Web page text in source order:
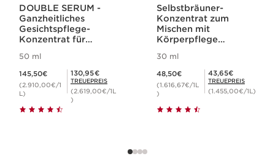
DOUBLE SERUM -
Ganzheitliches
Gesichtspflege-
Konzentrat für
50 ml
145,50€
(2.910,00€/1
L)
Mitgliederpreis 130,95€
130,95€
TREUEPREIS
(2.619,00€/1L
)
Selbstbräuner-
Konzentrat zum
Mischen mit
Körperpflege
Eclat Corps
30 ml
48,50€
(1.616,67€/1L
)
Mitgliederpreis 43,65€
43,65€
TREUEPREIS
(1.455,00€/1L)